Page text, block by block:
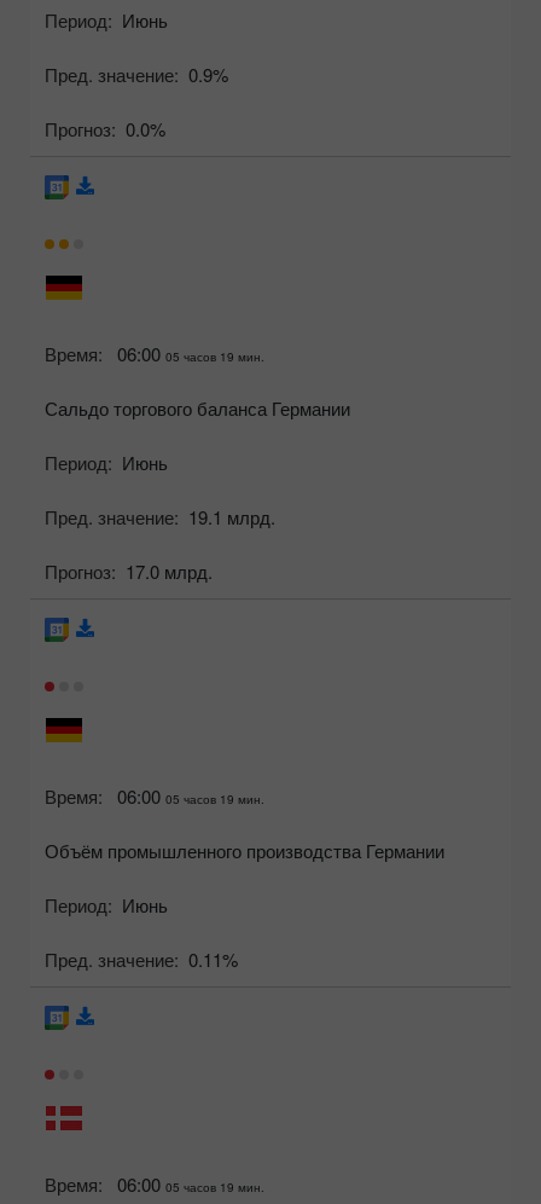
Период: Июнь
Пред. значение: 0.9%
Прогноз: 0.0%
Время: 06:00 05 часов 19 мин.
Сальдо торгового баланса Германии
Период: Июнь
Пред. значение: 19.1 млрд.
Прогноз: 17.0 млрд.
Время: 06:00 05 часов 19 мин.
Объём промышленного производства Германии
Период: Июнь
Пред. значение: 0.11%
Время: 06:00 05 часов 19 мин.